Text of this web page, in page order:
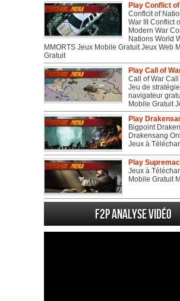
Play Conflict
Conflcit of
War III Conflict
Modern War
Nations World
MMORTS Jeux Mobile Gratuit Jeux Web
Gratuit
Play Call of
Call of War
Jeu de
navigateur
Mobile Gratuit
Play
Bigpoint
Drakensang
Jeux à
Play
Jeux à
Mobile Gratuit
F2P Analyse vidéo